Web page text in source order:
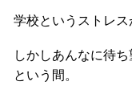
学校というストレス
しかしあんなに待
という間。